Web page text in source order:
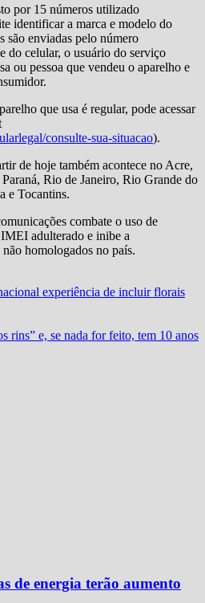
por 15 números utilizado
identificar a marca e modelo do
são enviadas pelo número
do celular, o usuário do serviço
ou pessoa que vendeu o aparelho e
que usa é regular, pode acessar
consulte-sua-situacao).
de hoje também acontece no Acre,
Rio de Janeiro, Rio Grande do
e Tocantins.
combate o uso de
adulterado e inibe a
homologados no país.
experiência de incluir florais
rins” e, se nada for feito, tem 10 anos
de energia terão aumento